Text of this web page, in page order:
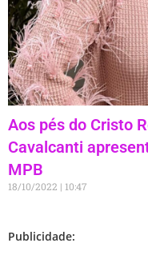
Aos pés do Cristo
Cavalcanti
MPB
18/10/2022 10:47
Publicidade: